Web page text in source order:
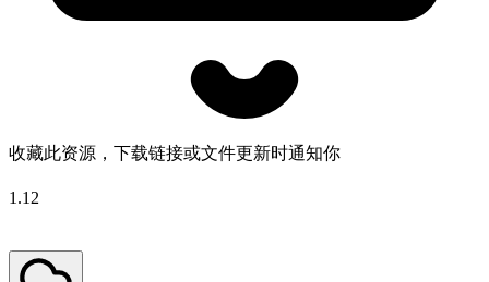
收藏此资源，下载链接或文件更新时通知你
1.12